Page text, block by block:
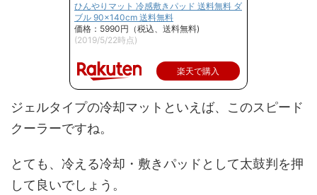
ひんやりマット 冷感敷きパッド 送料無料 ダ
ブル 90×140cm 送料無料
価格：5990円（税込、送料無料)
(2019/5/22時点)
楽天で購入
ジェルタイプの冷却マットといえば、このスピード
クーラーですね。
とても、冷える冷却・敷きパッドとして太鼓判を押
して良いでしょう。